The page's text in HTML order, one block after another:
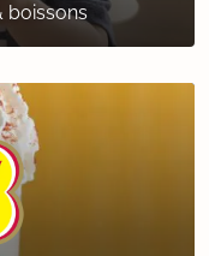
boissons